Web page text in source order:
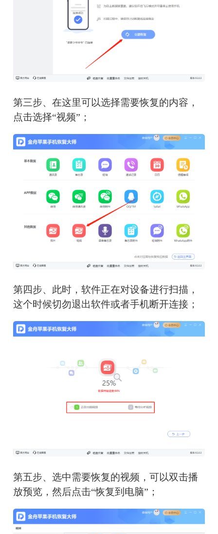
第三步、在这里可以选择需要恢复的内容，
点击选择“视频”；
第四步、此时，软件正在对设备进行扫描，
这个时候切勿退出软件或者手机断开连接；
第五步、选中需要恢复的视频，可以双击播
放预览，然后点击“恢复到电脑”；